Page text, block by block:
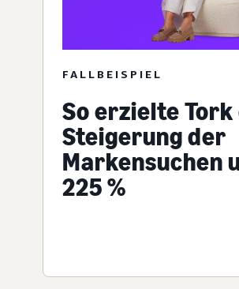
FALLBEISPIEL
So erzielte Tork
Steigerung der
Markensuchen
225 %